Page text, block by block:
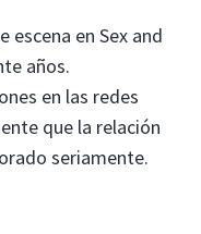
escena en Sex and
años.
en las redes
que la relación
seriamente.